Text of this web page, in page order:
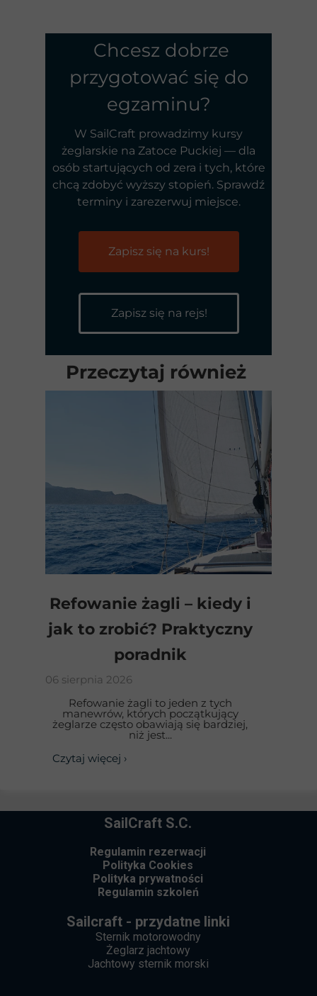
Przeczytaj również
Refowanie żagli – kiedy i
jak to zrobić? Praktyczny
poradnik
06 sierpnia 2026
Refowanie żagli to jeden z tych
manewrów, których początkujący
żeglarze często obawiają się bardziej,
niż jest...
Czytaj więcej ›
Zapisz się na rejs!
Zapisz się na kurs!
Chcesz dobrze
przygotować się do
egzaminu?
W SailCraft prowadzimy kursy
żeglarskie na Zatoce Puckiej — dla
osób startujących od zera i tych, które
chcą zdobyć wyższy stopień. Sprawdź
terminy i zarezerwuj miejsce.
Sailcraft - przydatne linki
Sternik motorowodny
Żeglarz jachtowy
Jachtowy sternik morski
SailCraft S.C.
Regulamin rezerwacji
Polityka Cookies
Polityka prywatności
Regulamin szkoleń